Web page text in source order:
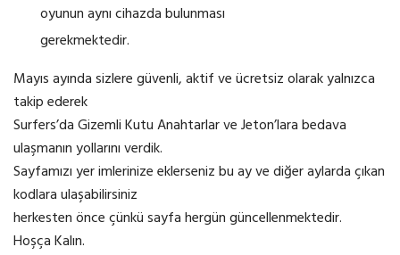
oyunun aynı cihazda bulunması
gerekmektedir.
Mayıs ayında sizlere güvenli, aktif ve ücretsiz olarak yalnızca
takip ederek
Surfers’da Gizemli Kutu Anahtarlar ve Jeton’lara bedava
ulaşmanın yollarını verdik.
Sayfamızı yer imlerinize eklerseniz bu ay ve diğer aylarda çıkan
kodlara ulaşabilirsiniz
herkesten önce çünkü sayfa hergün güncellenmektedir.
Hoşça Kalın.